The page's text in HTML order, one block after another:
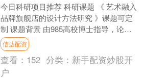
今日科研项目推荐 科研课题 《 艺术融入
品牌旗舰店的设计方法研究 》课题可定
制 课题背景 由985高校博士指导，论文
辅导，并撰写EI/CPCI会议论文。具体内
容....
信达配资
查看： 152 分类： 新手配资炒股开
户